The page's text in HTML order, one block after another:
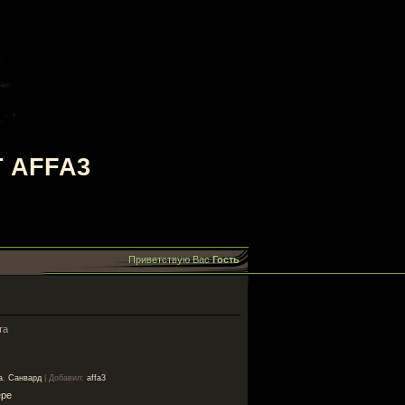
Приветствую ВасГость
Санвард Добавил: affa3